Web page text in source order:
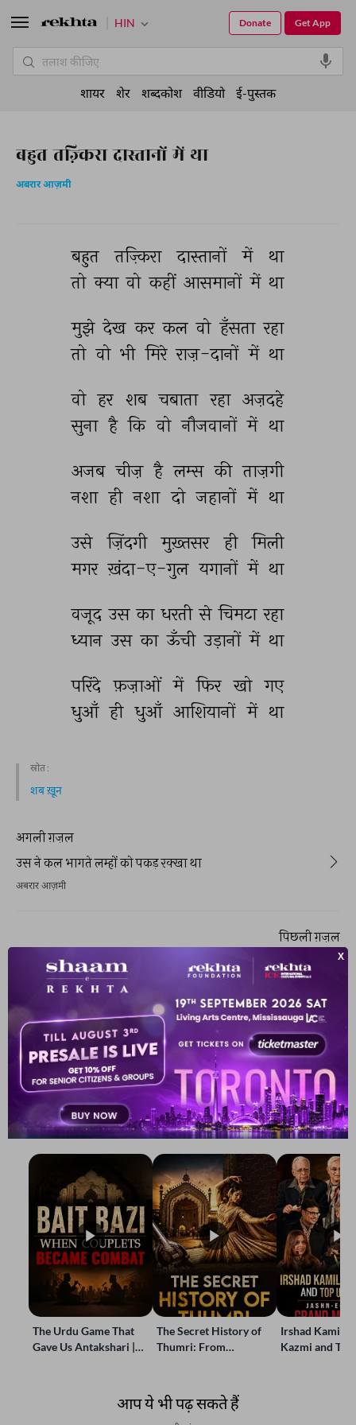
बहुत तज़्किरा दास्तानों में था
अबरार आज़मी
बहुत तज़्किरा दास्तानों में
था
तो क्या वो कहीं आसमानों में था
मुझे देख कर कल वो हँसता रहा
तो वो भी मिरे राज़-दानों में था
वो हर शब चबाता रहा अज़दहे
सुना है कि वो नौजवानों में था
अजब चीज़ है लम्स की ताज़गी
नशा ही नशा दो जहानों में था
उसे ज़िंदगी मुख़्तसर ही
मिली
मगर ख़ंदा-ए-गुल यगानों में था
वजूद उस का धरती से चिमटा रहा
ध्यान उस का ऊँची उड़ानों में था
परिंदे फ़ज़ाओं में फिर खो गए
धुआँ ही धुआँ आशियानों में था
स्रोत :
शब ख़ून
अगली ग़ज़ल
उस ने कल भागते लम्हों को पकड़ रक्खा था
अबरार आज़मी
पिछली ग़ज़ल
तुम्हारी बज़्म में जिस बात का भी चर्चा था
REKHTA RECENT
Watch. Share. Subscribe.
The Urdu Game That
Gave Us Antakshari |
The Secret History of
Thumri: From
Irshad Kamil,
Kazmi and
आप ये भी पढ़ सकते हैं
HIN Get App
Donate
शायर शेर शब्दकोश वीडियो ई-पुस्तक